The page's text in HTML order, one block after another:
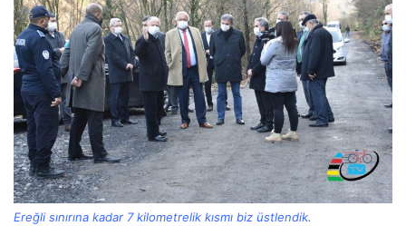
Ereğli sınırına kadar 7 kilometrelik kısmı biz üstlendik.